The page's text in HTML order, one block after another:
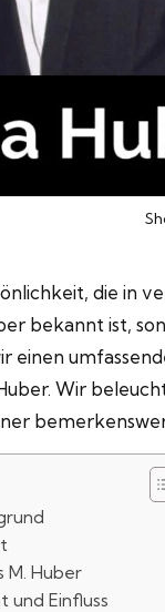
die in
bekannt ist,
einen
Wir
M. Huber
und Einfluss